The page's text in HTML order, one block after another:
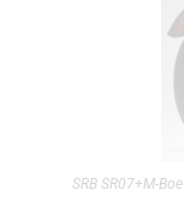
SRB SR07+M-Boe